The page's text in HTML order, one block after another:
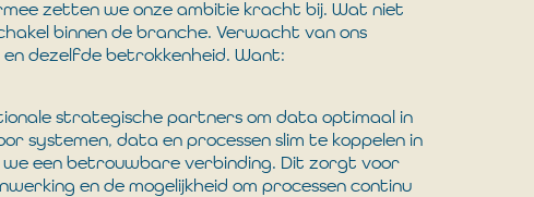
zetten we onze ambitie kracht bij. Wat niet
binnen de branche. Verwacht van ons
dezelfde betrokkenheid. Want:
strategische partners om data optimaal in
systemen, data en processen slim te koppelen in
een betrouwbare verbinding. Dit zorgt voor
en de mogelijkheid om processen continu